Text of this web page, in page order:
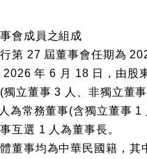
會成員之組成
第 27 屆董事會任期為
2026 年 6 月 18 日，由股
獨立董事 3 人、非獨立董
為常務董事(含獨立董事 1
互選 1 人為董事長。
董事均為中華民國籍，其